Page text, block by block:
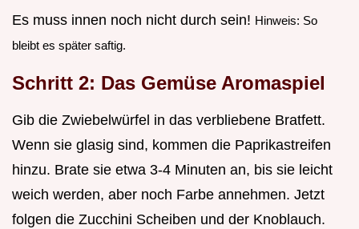
Es muss innen noch nicht durch sein! Hinweis: So
bleibt es später saftig.
Schritt 2: Das Gemüse Aromaspiel
Gib die Zwiebelwürfel in das verbliebene Bratfett.
Wenn sie glasig sind, kommen die Paprikastreifen
hinzu. Brate sie etwa 3-4 Minuten an, bis sie leicht
weich werden, aber noch Farbe annehmen. Jetzt
folgen die Zucchini Scheiben und der Knoblauch.